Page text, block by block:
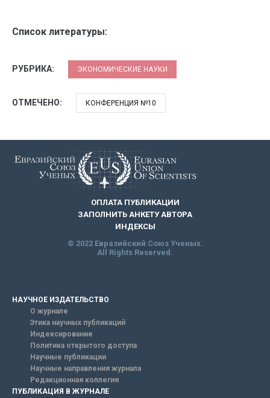
Список литературы:
РУБРИКА: ЭКОНОМИЧЕСКИЕ НАУКИ
ОТМЕЧЕНО: КОНФЕРЕНЦИЯ №10
ОПЛАТА ПУБЛИКАЦИИ
ЗАПОЛНИТЬ АНКЕТУ АВТОРА
ИНДЕКСЫ
© 2022 Евразийский Союз Ученых.
All Rights Reserved.
НАУЧНОЕ ИЗДАТЕЛЬСТВО
О журнале
Этика научных публикаций
Индексирование
Политика открытого доступа
Научные публикации
Научные направления журнала
Редакционная коллегия
ПУБЛИКАЦИЯ В ЖУРНАЛЕ